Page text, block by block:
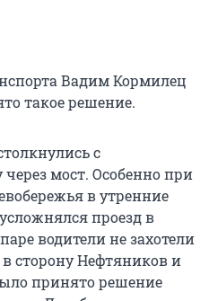
Вадим Кормилец
такое решение.
с
мост. Особенно при
в утренние
проезд в
водители не захотели
сторону Нефтяников и
принято решение